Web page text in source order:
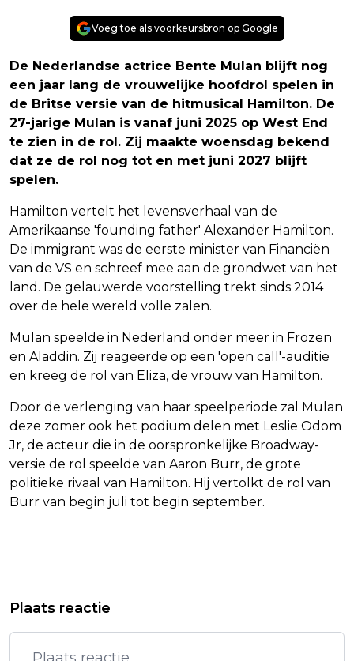
Voeg toe als voorkeursbron op Google
De Nederlandse actrice Bente Mulan blijft nog
een jaar lang de vrouwelijke hoofdrol spelen in
de Britse versie van de hitmusical Hamilton. De
27-jarige Mulan is vanaf juni 2025 op West End
te zien in de rol. Zij maakte woensdag bekend
dat ze de rol nog tot en met juni 2027 blijft
spelen.
Hamilton vertelt het levensverhaal van de
Amerikaanse 'founding father' Alexander Hamilton.
De immigrant was de eerste minister van Financiën
van de VS en schreef mee aan de grondwet van het
land. De gelauwerde voorstelling trekt sinds 2014
over de hele wereld volle zalen.
Mulan speelde in Nederland onder meer in Frozen
en Aladdin. Zij reageerde op een 'open call'-auditie
en kreeg de rol van Eliza, de vrouw van Hamilton.
Door de verlenging van haar speelperiode zal Mulan
deze zomer ook het podium delen met Leslie Odom
Jr, de acteur die in de oorspronkelijke Broadway-
versie de rol speelde van Aaron Burr, de grote
politieke rivaal van Hamilton. Hij vertolkt de rol van
Burr van begin juli tot begin september.
PRESIDENT RAÚL CASTRO AAN
KABINET ONTBIEDT AMBASSADEUR
OM BEHANDELING OPVARENDEN
Plaats reactie